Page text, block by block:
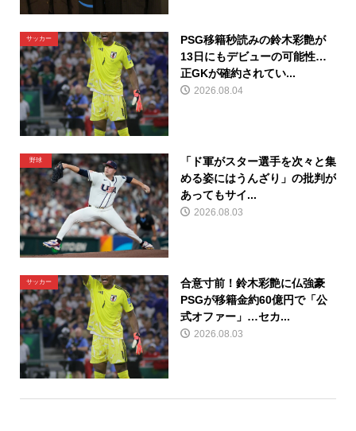
サッカー
PSG移籍秒読みの鈴木彩艶が
13日にもデビューの可能性…
正GKが確約されてい...
2026.08.04
野球
「ド軍がスター選手を次々と集
める姿にはうんざり」の批判が
あってもサイ...
2026.08.03
サッカー
合意寸前！鈴木彩艶に仏強豪
PSGが移籍金約60億円で「公
式オファー」…セカ...
2026.08.03